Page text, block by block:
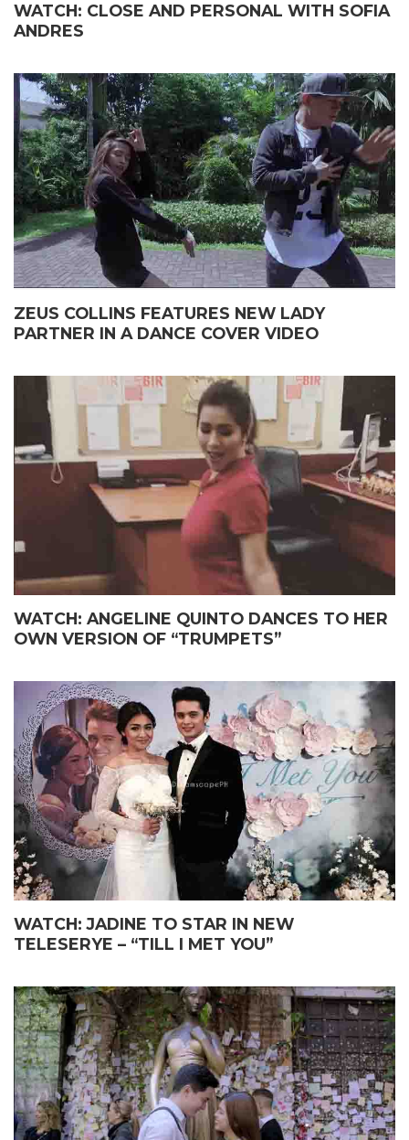
WATCH: CLOSE AND PERSONAL WITH SOFIA
ANDRES
ZEUS COLLINS FEATURES NEW LADY
PARTNER IN A DANCE COVER VIDEO
WATCH: ANGELINE QUINTO DANCES TO HER
OWN VERSION OF “TRUMPETS”
WATCH: JADINE TO STAR IN NEW
TELESERYE – “TILL I MET YOU”